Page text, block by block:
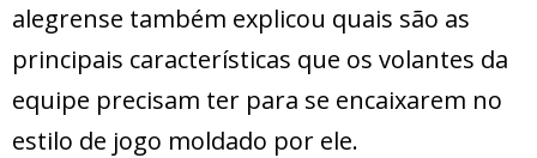
alegrense também explicou quais são as
principais características que os volantes da
equipe precisam ter para se encaixarem no
estilo de jogo moldado por ele.